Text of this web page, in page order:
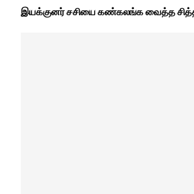
இயக்குனர் சசியை கண்கலங்க வைத்த